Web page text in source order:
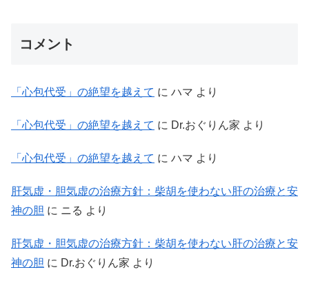
コメント
「心包代受」の絶望を越えて に ハマ より
「心包代受」の絶望を越えて に Dr.おぐりん家 より
「心包代受」の絶望を越えて に ハマ より
肝気虚・胆気虚の治療方針：柴胡を使わない肝の治療と安
神の胆 に ニる より
肝気虚・胆気虚の治療方針：柴胡を使わない肝の治療と安
神の胆 に Dr.おぐりん家 より